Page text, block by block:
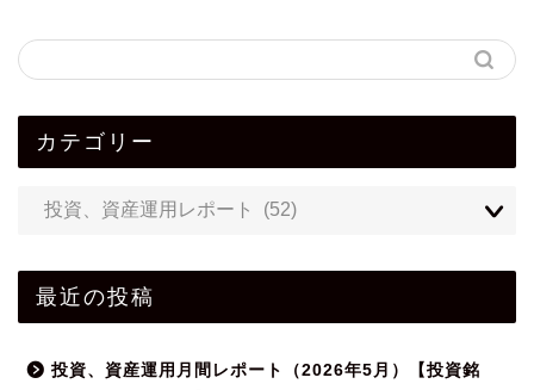
カテゴリー
最近の投稿
投資、資産運用月間レポート（2026年5月）【投資銘